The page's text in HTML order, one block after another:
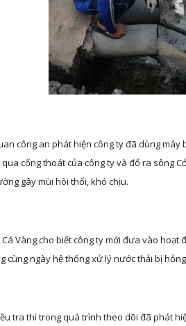
cống thoát của công ty và đổ ra sông
gây mùi hôi thối, khó chịu.
Cá Vàng cho biết công ty mới đưa vào
cùng ngày hệ thống xử lý nước thải bị